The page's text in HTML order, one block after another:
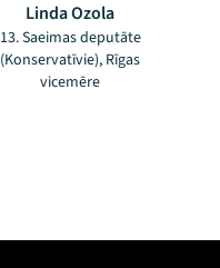
Linda Ozola
13. Saeimas deputāte
(Konservatīvie), Rīgas
vicemēre